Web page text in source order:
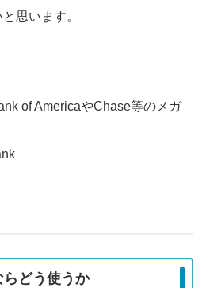
思います。
of AmericaやChase等のメガ
どう使うか